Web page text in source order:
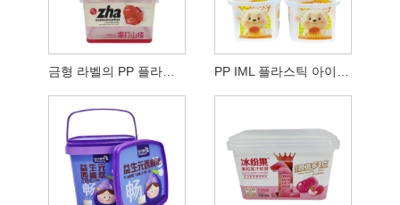
금형 라벨의 PP 플라스틱 버킷 PP IML 플라스틱 아이스크림 통